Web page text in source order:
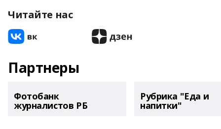
Читайте нас
Партнеры
Фотобанк
журналистов РБ
Рубрика "Еда и
напитки"